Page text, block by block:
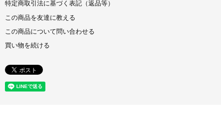
特定商取引法に基づく表記（返品等）
この商品を友達に教える
この商品について問い合わせる
買い物を続ける